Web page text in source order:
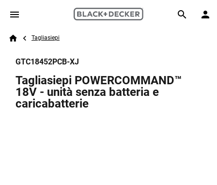
Skip to main content
Search
Breadcrumb
Tagliasiepi
GTC18452PCB-XJ
Tagliasiepi POWERCOMMAND™
18V - unità senza batteria e
caricabatterie